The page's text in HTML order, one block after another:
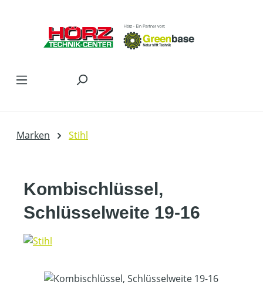
Marken Stihl
Kombischlüssel,
Schlüsselweite 19-16
Bildergalerie überspringen